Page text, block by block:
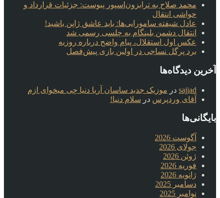
محمد صلاح به ترابزون‌اسپور پیوست: جزئیات قرارداد و
حواشی انتقال
عادل شیفته سامورایی‌ها: باید عاشق ژاپن باشید!
انتقال دشمن بلینگام به چلسی رسمی شد
عکس اول استقلال، پیام واضح درباره روزبه
برد پرگل نساجی در اولین بازی پیش‌فصل
آخرین دیدگاه‌ها
sajjad در موزیک جدید ساسان آریا دنیا چی میخوای ازم
آقای وردپرس در سلام دنیا!
بایگانی‌ها
آگوست 2026
جولای 2026
ژوئن 2026
فوریه 2026
ژانویه 2026
دسامبر 2025
نوامبر 2025